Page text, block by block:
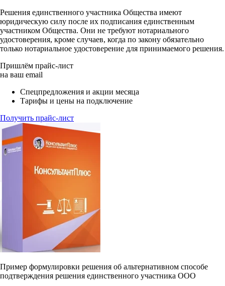
Решения единственного участника Общества имеют
юридическую силу после их подписания единственным
участником Общества. Они не требуют нотариального
удостоверения, кроме случаев, когда по закону обязательно
только нотариальное удостоверение для принимаемого решения.
Пришлём прайс-лист
на ваш email
Спецпредложения и акции месяца
Тарифы и цены на подключение
Получить прайс-лист
Пример формулировки решения об альтернативном способе
подтверждения решения единственного участника ООО